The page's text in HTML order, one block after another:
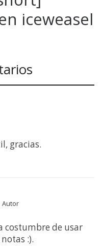
iceweasel
gracias.
Autor
costumbre de usar
:).